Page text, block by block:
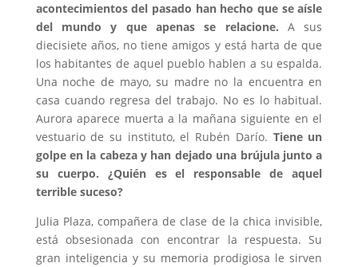
acontecimientos del pasado han hecho que se aísle
del mundo y que apenas se relacione. A sus
diecisiete años, no tiene amigos y está harta de que
los habitantes de aquel pueblo hablen a su espalda.
Una noche de mayo, su madre no la encuentra en
casa cuando regresa del trabajo. No es lo habitual.
Aurora aparece muerta a la mañana siguiente en el
vestuario de su instituto, el Rubén Darío. Tiene un
golpe en la cabeza y han dejado una brújula junto a
su cuerpo. ¿Quién es el responsable de aquel
terrible suceso?
Julia Plaza, compañera de clase de la chica invisible,
está obsesionada con encontrar la respuesta. Su
gran inteligencia y su memoria prodigiosa le sirven